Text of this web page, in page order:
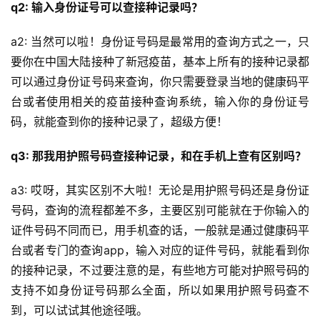
q2: 输入身份证号可以查接种记录吗？
a2: 当然可以啦！身份证号码是最常用的查询方式之一，只
要你在中国大陆接种了新冠疫苗，基本上所有的接种记录都
可以通过身份证号码来查询，你只需要登录当地的健康码平
台或者使用相关的疫苗接种查询系统，输入你的身份证号
码，就能查到你的接种记录了，超级方便！
q3: 那我用护照号码查接种记录，和在手机上查有区别吗？
a3: 哎呀，其实区别不大啦！无论是用护照号码还是身份证
号码，查询的流程都差不多，主要区别可能就在于你输入的
证件号码不同而已，用手机查的话，一般就是通过健康码平
台或者专门的查询app，输入对应的证件号码，就能看到你
的接种记录，不过要注意的是，有些地方可能对护照号码的
支持不如身份证号码那么全面，所以如果用护照号码查不
到，可以试试其他途径哦。